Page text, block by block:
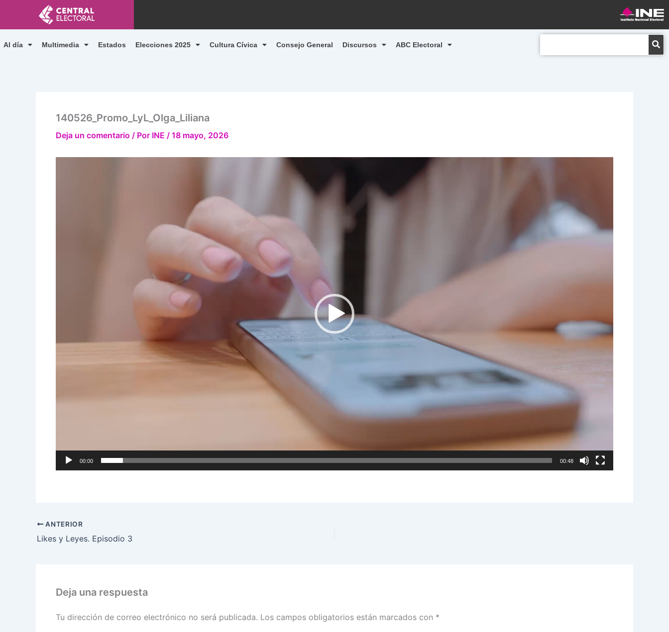
contenido
Al día Multimedia Estados Elecciones 2025 Cultura Cívica Consejo General Discursos ABC Electoral
140526_Promo_LyL_Olga_Liliana
Deja un comentario / Por INE / 18 mayo, 2026
00:00 00:48
ANTERIOR
Likes y Leyes. Episodio 3
Deja una respuesta
Tu dirección de correo electrónico no será publicada. Los campos obligatorios están marcados con *